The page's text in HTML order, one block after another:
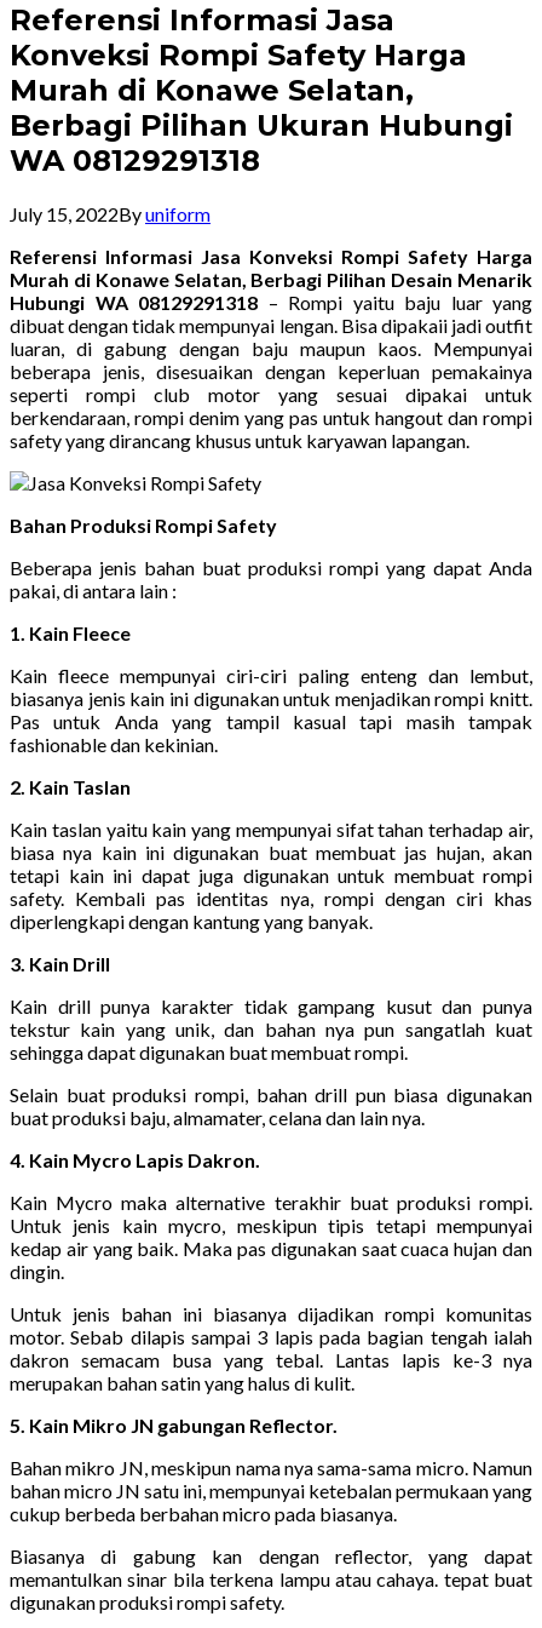
Referensi Informasi Jasa
Konveksi Rompi Safety Harga
Murah di Konawe Selatan,
Berbagi Pilihan Ukuran Hubungi
WA 08129291318
July 15, 2022Byuniform
Referensi Informasi Jasa Konveksi Rompi Safety Harga
Murah di Konawe Selatan, Berbagi Pilihan Desain Menarik
Hubungi WA 08129291318 – Rompi yaitu baju luar yang
dibuat dengan tidak mempunyai lengan. Bisa dipakaii jadi outfit
luaran, di gabung dengan baju maupun kaos. Mempunyai
beberapa jenis, disesuaikan dengan keperluan pemakainya
seperti rompi club motor yang sesuai dipakai untuk
berkendaraan, rompi denim yang pas untuk hangout dan rompi
safety yang dirancang khusus untuk karyawan lapangan.
Bahan Produksi Rompi Safety
Beberapa jenis bahan buat produksi rompi yang dapat Anda
pakai, di antara lain :
1. Kain Fleece
Kain fleece mempunyai ciri-ciri paling enteng dan lembut,
biasanya jenis kain ini digunakan untuk menjadikan rompi knitt.
Pas untuk Anda yang tampil kasual tapi masih tampak
fashionable dan kekinian.
2. Kain Taslan
Kain taslan yaitu kain yang mempunyai sifat tahan terhadap air,
biasa nya kain ini digunakan buat membuat jas hujan, akan
tetapi kain ini dapat juga digunakan untuk membuat rompi
safety. Kembali pas identitas nya, rompi dengan ciri khas
diperlengkapi dengan kantung yang banyak.
3. Kain Drill
Kain drill punya karakter tidak gampang kusut dan punya
tekstur kain yang unik, dan bahan nya pun sangatlah kuat
sehingga dapat digunakan buat membuat rompi.
Selain buat produksi rompi, bahan drill pun biasa digunakan
buat produksi baju, almamater, celana dan lain nya.
4. Kain Mycro Lapis Dakron.
Kain Mycro maka alternative terakhir buat produksi rompi.
Untuk jenis kain mycro, meskipun tipis tetapi mempunyai
kedap air yang baik. Maka pas digunakan saat cuaca hujan dan
dingin.
Untuk jenis bahan ini biasanya dijadikan rompi komunitas
motor. Sebab dilapis sampai 3 lapis pada bagian tengah ialah
dakron semacam busa yang tebal. Lantas lapis ke-3 nya
merupakan bahan satin yang halus di kulit.
5. Kain Mikro JN gabungan Reflector.
Bahan mikro JN, meskipun nama nya sama-sama micro. Namun
bahan micro JN satu ini, mempunyai ketebalan permukaan yang
cukup berbeda berbahan micro pada biasanya.
Biasanya di gabung kan dengan reflector, yang dapat
memantulkan sinar bila terkena lampu atau cahaya. tepat buat
digunakan produksi rompi safety.